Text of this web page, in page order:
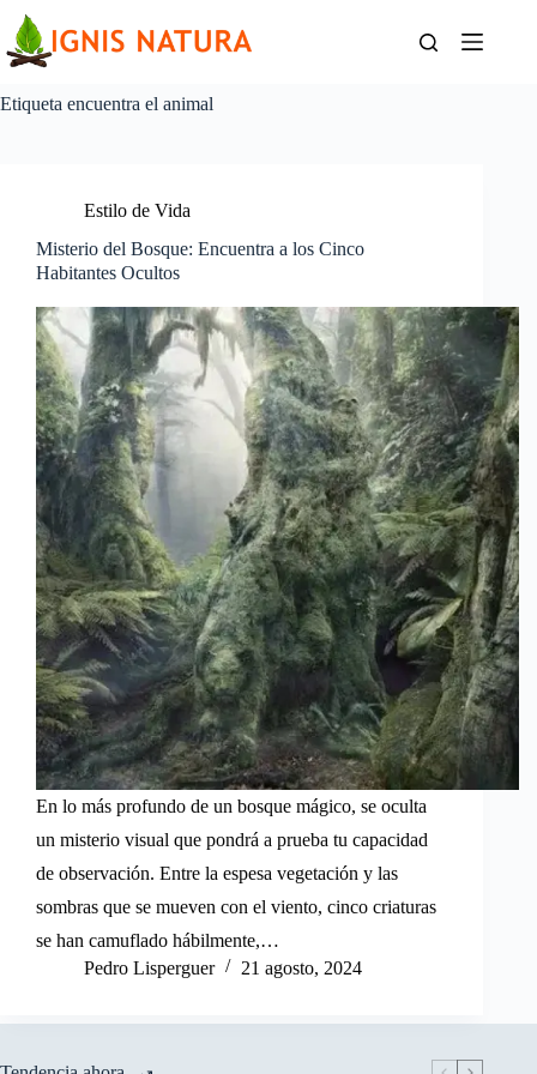
contenido
Etiqueta encuentra el animal
Estilo de Vida
Misterio del Bosque: Encuentra a los Cinco
Habitantes Ocultos
En lo más profundo de un bosque mágico, se oculta
un misterio visual que pondrá a prueba tu capacidad
de observación. Entre la espesa vegetación y las
sombras que se mueven con el viento, cinco criaturas
se han camuflado hábilmente,…
Pedro Lisperguer
21 agosto, 2024